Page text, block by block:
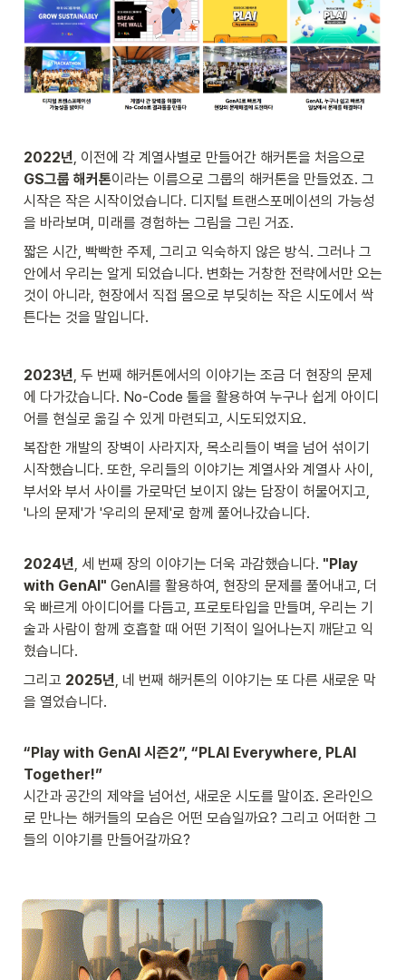
2022년
GS그룹 해커톤이라는 이름으로 그룹의 해커톤을 만들었죠. 그
시작은 작은 시작이었습니다. 디지털 트랜스포메이션의 가능성
을 바라보며, 미래를 경험하는 그림을 그린 거죠.
짧은 시간, 빡빡한 주제, 그리고 익숙하지 않은 방식. 그러나 그
안에서 우리는 알게 되었습니다. 변화는 거창한 전략에서만 오는
것이 아니라, 현장에서 직접 몸으로 부딪히는 작은 시도에서 싹
튼다는 것을 말입니다.
2023년, 두 번째 해커톤에서의 이야기는 조금 더 현장의 문제
에 다가갔습니다. No-Code 툴을 활용하여 누구나 쉽게 아이디
어를 현실로 옮길 수 있게 마련되고, 시도되었지요.
복잡한 개발의 장벽이 사라지자, 목소리들이 벽을 넘어 섞이기
시작했습니다. 또한, 우리들의 이야기는 계열사와 계열사 사이,
부서와 부서 사이를 가로막던 보이지 않는 담장이 허물어지고,
'나의 문제'가 '우리의 문제'로 함께 풀어나갔습니다.
2024년, 세 번째 장의 이야기는 더욱 과감했습니다. "Play
with GenAI" GenAI를 활용하여, 현장의 문제를 풀어내고, 더
욱 빠르게 아이디어를 다듬고, 프로토타입을 만들며, 우리는 기
술과 사람이 함께 호흡할 때 어떤 기적이 일어나는지 깨닫고 익
혔습니다.
그리고 2025년, 네 번째 해커톤의 이야기는 또 다른 새로운 막
을 열었습니다.
“Play with GenAI 시즌2”, “PLAI Everywhere, PLAI
Together!”
시간과 공간의 제약을 넘어선, 새로운 시도를 말이죠. 온라인으
로 만나는 해커들의 모습은 어떤 모습일까요? 그리고 어떠한 그
들의 이야기를 만들어갈까요?